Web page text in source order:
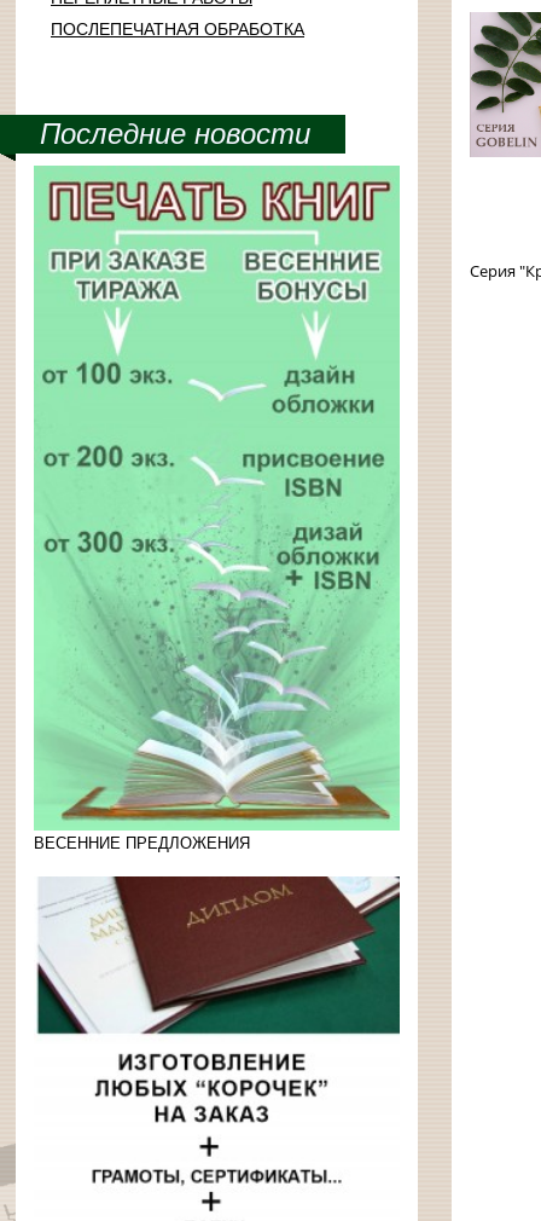
ПОСЛЕПЕЧАТНАЯ ОБРАБОТКА
Последние новости
ВЕСЕННИЕ ПРЕДЛОЖЕНИЯ
Серия